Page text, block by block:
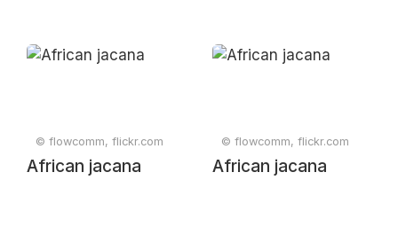
© flowcomm, flickr.com
African jacana
© flowcomm, flickr.com
African jacana